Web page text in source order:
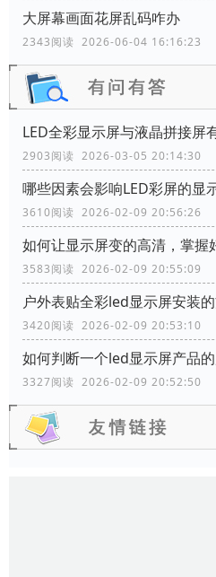
大屏幕画面花屏乱码咋办
2343阅读 2026-06-04 16:16:23
LED全彩显示屏与液晶拼接屏
2903阅读 2026-03-05 20:14:30
哪些因素会影响LED彩屏的显
3610阅读 2026-02-09 20:56:26
3583阅读 2026-02-09 20:55:09
户外表贴全彩led显示屏安装
3420阅读 2026-02-09 20:53:10
如何判断一个led显示屏产品
3327阅读 2026-02-09 20:52:50